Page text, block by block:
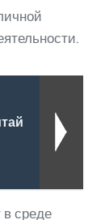
в среде